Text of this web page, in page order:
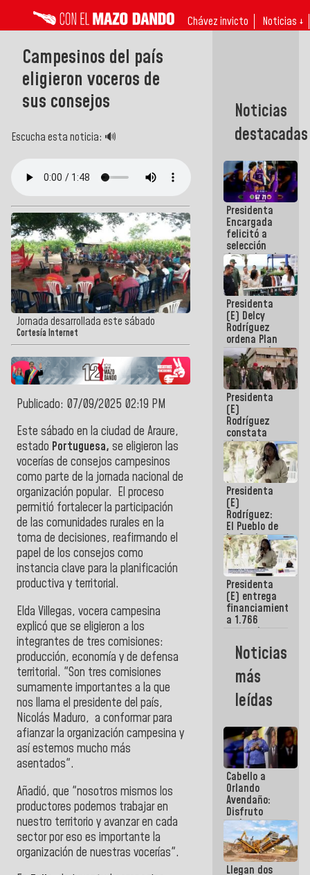
Chávez invicto Noticias ↓
Campesinos del país
eligieron voceros de
sus consejos
Escucha esta noticia: 🔊
Jornada desarrollada este sábado
Cortesía Internet
Publicado: 07/09/2025 02:19 PM
Este sábado en la ciudad de Araure,
estado Portuguesa, se eligieron las
vocerías de consejos campesinos
como parte de la jornada nacional de
organización popular. El proceso
permitió fortalecer la participación
de las comunidades rurales en la
toma de decisiones, reafirmando el
papel de los consejos como
instancia clave para la planificación
productiva y territorial.
Elda Villegas, vocera campesina
explicó que se eligieron a los
integrantes de tres comisiones:
producción, economía y de defensa
territorial. "Son tres comisiones
sumamente importantes a la que
nos llama el presidente del país,
Nicolás Maduro, a conformar para
afianzar la organización campesina y
así estemos mucho más
asentados".
Añadió, que "nosotros mismos los
productores podemos trabajar en
nuestro territorio y avanzar en cada
sector por eso es importante la
organización de nuestras vocerías".
Noticias
destacadas
Presidenta
Encargada
felicitó a
selección
femenina de
baloncesto
por su
clasificación
a la
AmeriCup
2027
Presidenta
(E) Delcy
Rodríguez
ordena Plan
maestro de
desarrollo
logístico y
turístico
para La
Guaira
Presidenta
(E)
Rodríguez
constata
obras de
rehabilitación
de Escuela
Militar de
Mamo en La
Guaira
Presidenta
(E)
Rodríguez:
El Pueblo de
La Guaira
siempre
estará
acompañada
por el
Gobierno
Nacional
Presidenta
(E) entrega
financiamientos
a 1.766
comerciantes
emprendedores
afectados
por
terremotos
Noticias
más
leídas
Cabello a
Orlando
Avendaño:
Disfruto
cada vez
que escribes
porque lo
que haces
es
Llegan dos